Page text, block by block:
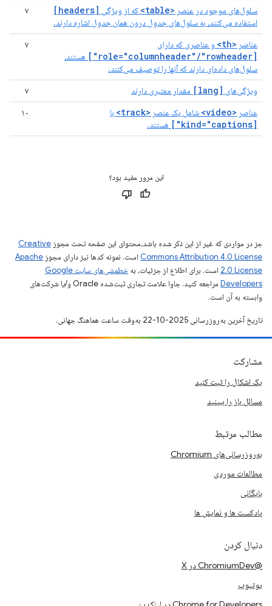
سلول‌های موجود در عنصر <table> که از ویژگی [headers]
استفاده می‌کنند، به سلول‌های جدول درون همان جدول اشاره دارند.
۷
عناصر <th> و عناصری که دارای
[role="columnheader"/"rowheader"]
هستند،
سلول‌های داده‌ای دارند که آنها را توصیف می‌کنند.
۷
ویژگی‌های [lang] مقدار معتبری دارند
۷
عناصر <video> شامل یک عنصر <track> با
[kind="captions"] هستند.
۱۰
این مرور مفید بود؟
جز در مواردی که غیر از این ذکر شده باشد،‌محتوای این صفحه تحت مجوز Creative
Commons Attribution 4.0 License است. نمونه کدها نیز دارای مجوز Apache
2.0 License است. برای اطلاع از جزئیات، به
خطمشی‌های سایت Google
Developers‏
مراجعه کنید. جاوا علامت تجاری ثبت‌شده Oracle و/یا شرکت‌های
وابسته به آن است.
تاریخ آخرین به‌روزرسانی 2025-10-22 به‌وقت ساعت هماهنگ جهانی.
مشارکت
یک اشکال را ثبت کنید
مسائل باز را ببینید
مطالب مرتبط
به‌روزرسانی‌های Chromium
مطالعات موردی
بایگانی
پادکست ها و نمایش ها
دنبال کردن
@ChromiumDev در X
یوتیوب